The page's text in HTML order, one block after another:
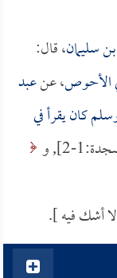
سليمان، قال:
الأحوص، عنعبد
كان يقرأ في
2], و
أشك فيه ].